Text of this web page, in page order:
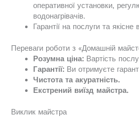
оперативної установки,
водонагрівачів.
Гарантії на послуги та якісне
Переваги роботи з «Домашній
Розумна ціна: Вартість
Гарантії: Ви отримуєте
Чистота та акуратність.
Екстрений виїзд майстра.
Виклик майстра